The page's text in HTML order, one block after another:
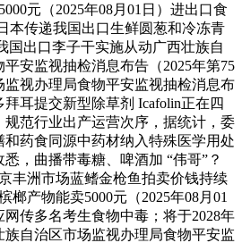
元（2025年08月01日）进出口食
本传递我国出口生鲜圆葱和冷冻青
国出口李子干实施从动广西壮族自
安监视抽检消息布告（2025年第75
视办理局食物平安监视抽检消息布
拜耳提交新型除草剂 Icafolin正在四
范行业出产运营次序，据统计，委
和药食同源中药材纳入特殊医学用处
，曲播带毒糖、啤酒加 “伟哥”？
丰洲市场蓝鳍金枪鱼拍卖价钱持续
榔产物能卖5000元（2025年08月01
传多名考生食物中毒；将于2028年
自治区市场监视办理局食物平安监